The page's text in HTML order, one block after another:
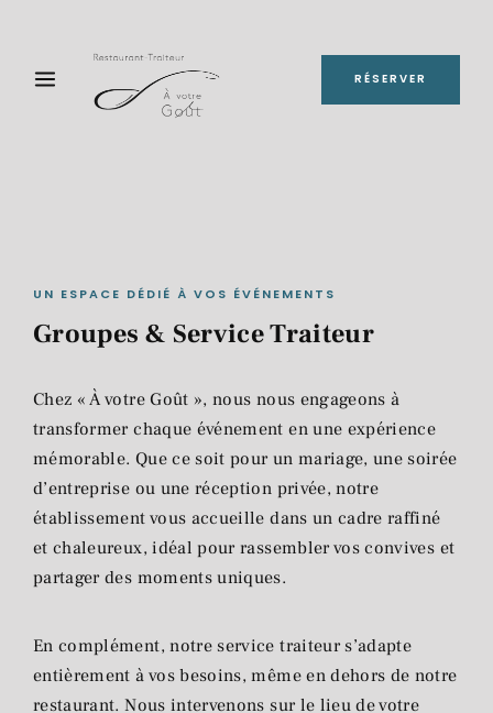
RÉSERVER
UN ESPACE DÉDIÉ À VOS ÉVÉNEMENTS
Groupes & Service Traiteur
Chez « À votre Goût », nous nous engageons à
transformer chaque événement en une expérience
mémorable. Que ce soit pour un mariage, une soirée
d’entreprise ou une réception privée, notre
établissement vous accueille dans un cadre raffiné
et chaleureux, idéal pour rassembler vos convives et
partager des moments uniques.
En complément, notre service traiteur s’adapte
entièrement à vos besoins, même en dehors de notre
restaurant. Nous intervenons sur le lieu de votre